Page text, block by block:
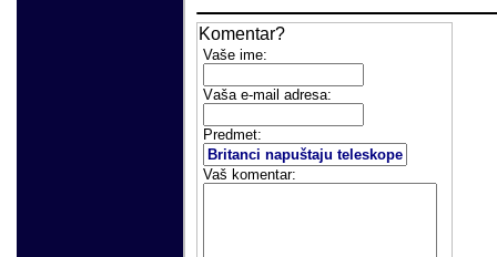
Komentar?
Vaše ime:
Vaša e-mail adresa:
Predmet:
Vaš komentar: